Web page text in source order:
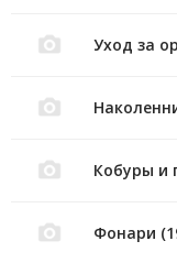
Уход за
Кобуры и
Фонари